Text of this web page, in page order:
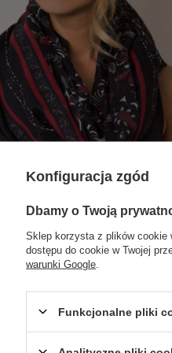
Konfiguracja zgód
Dbamy o Twoją
Sklep korzysta z plików cookie
dostępu do cookie w Twojej
warunki Google
Funkcjonalne pliki